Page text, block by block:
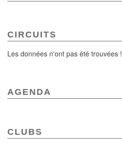
CIRCUITS
Les données n'ont pas été trouvées !
AGENDA
CLUBS